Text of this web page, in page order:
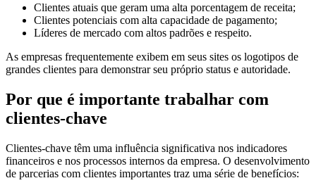
Clientes atuais que geram uma alta porcentagem de receita;
Clientes potenciais com alta capacidade de pagamento;
Líderes de mercado com altos padrões e respeito.
As empresas frequentemente exibem em seus sites os logotipos de
grandes clientes para demonstrar seu próprio status e autoridade.
Por que é importante trabalhar com
clientes-chave
Clientes-chave têm uma influência significativa nos indicadores
financeiros e nos processos internos da empresa. O desenvolvimento
de parcerias com clientes importantes traz uma série de benefícios: